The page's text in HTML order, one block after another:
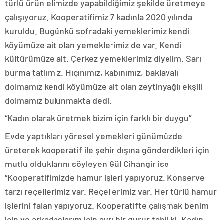
türlü ürün elimizde yapabildiğimiz şekilde üretmeye
çalışıyoruz. Kooperatifimiz 7 kadınla 2020 yılında
kuruldu. Bugünkü sofradaki yemeklerimiz kendi
köyümüze ait olan yemeklerimiz de var. Kendi
kültürümüze ait. Çerkez yemeklerimiz diyelim. Sarı
burma tatlımız. Hıçınımız, kabınımız, baklavalı
dolmamız kendi köyümüze ait olan zeytinyağlı ekşili
dolmamız bulunmakta dedi.
“Kadın olarak üretmek bizim için farklı bir duygu”
Evde yaptıkları yöresel yemekleri günümüzde
üreterek kooperatif ile şehir dışına gönderdikleri için
mutlu olduklarını söyleyen Gül Cihangir ise
“Kooperatifimizde hamur işleri yapıyoruz. Konserve
tarzı reçellerimiz var. Reçellerimiz var. Her türlü hamur
işlerini falan yapıyoruz. Kooperatifte çalışmak benim